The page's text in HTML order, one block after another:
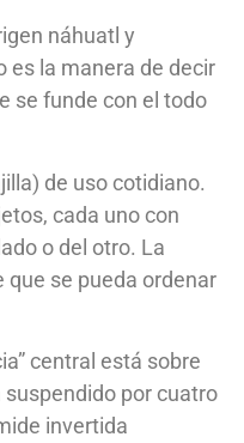
náhuatl y
es la manera de decir
se funde con el todo
de uso cotidiano.
cada uno con
o del otro. La
que se pueda ordenar
central está sobre
suspendido por cuatro
invertida